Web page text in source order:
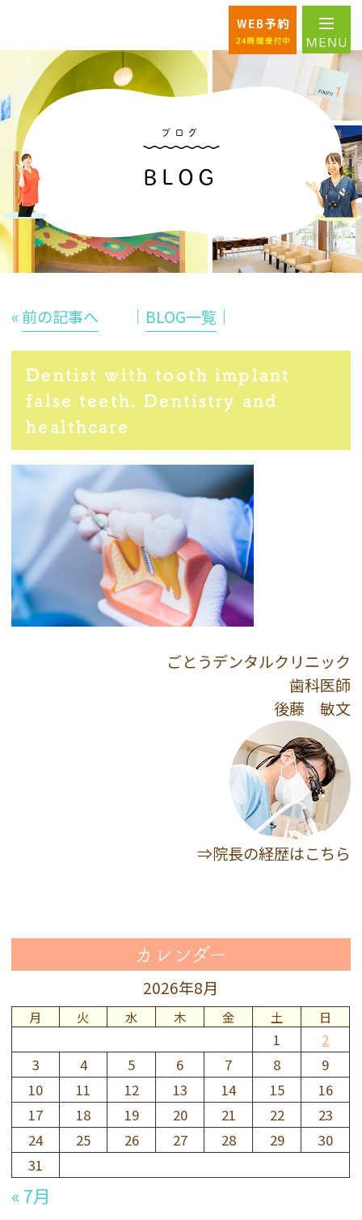
ブログ
BLOG
« 前の記事へ │ BLOG一覧 │
Dentist with tooth implant
false teeth. Dentistry and
healthcare
ごとうデンタルクリニック
歯科医師
後藤 敏文
⇒院長の経歴はこちら
カレンダー
2026年8月
月 火 水 木 金 土 日
1
2
3
4 5 6 7 8
9
10
11 12 13 14 15
16
17
18 19 20 21 22
23
24
25 26 27 28 29
30
31
« 7月